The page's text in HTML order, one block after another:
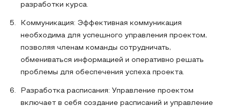
разработки курса.
Коммуникация: Эффективная коммуникация
необходима для успешного управления проектом,
позволяя членам команды сотрудничать,
обмениваться информацией и оперативно решать
проблемы для обеспечения успеха проекта.
Разработка расписания: Управление проектом
включает в себя создание расписаний и управление